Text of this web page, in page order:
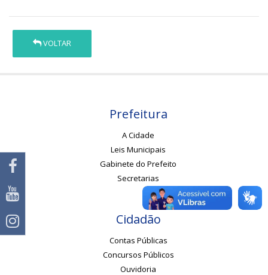
VOLTAR
Prefeitura
A Cidade
Leis Municipais
Gabinete do Prefeito
Secretarias
Cidadão
Contas Públicas
Concursos Públicos
Ouvidoria